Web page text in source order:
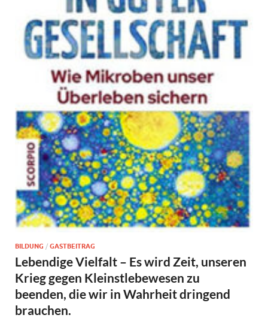
BILDUNG / GASTBEITRAG
Lebendige Vielfalt – Es wird Zeit, unseren
Krieg gegen Kleinstlebewesen zu
beenden, die wir in Wahrheit dringend
brauchen.